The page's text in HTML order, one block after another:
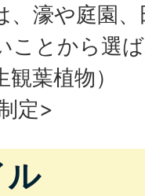
、濠や庭園
ことから選
葉植物）
定>
ル